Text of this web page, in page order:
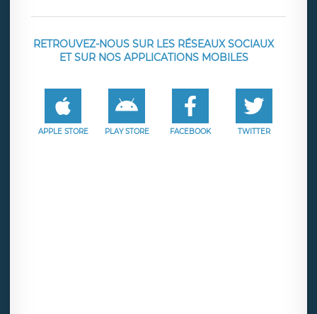
RETROUVEZ-NOUS SUR LES RÉSEAUX SOCIAUX
ET SUR NOS APPLICATIONS MOBILES
APPLE STORE PLAY STORE FACEBOOK TWITTER